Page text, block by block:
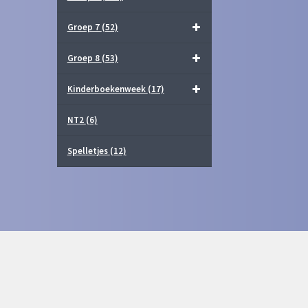
Groep 7 (52)
Groep 8 (53)
Kinderboekenweek (17)
NT2 (6)
Spelletjes (12)